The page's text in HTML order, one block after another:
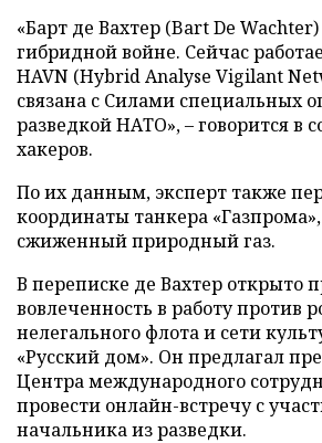
«Барт де Вахтер (Bart De
гибридной войне. Сейчас
HAVN (Hybrid Analyse Vigilant
связана с Силами специальных
разведкой НАТО», – говорится в
хакеров.
По их данным, эксперт также
координаты танкера
сжиженный природный газ.
В переписке де Вахтер открыто
вовлеченность в работу против
нелегального флота и сети
«Русский дом». Он предлагал
Центра международного
провести онлайн-встречу с
начальника из разведки.